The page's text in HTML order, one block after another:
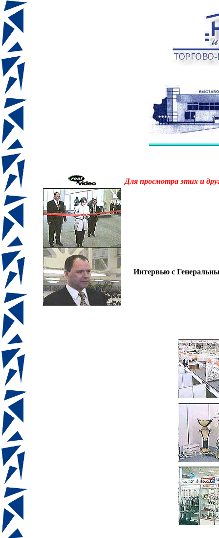
Для просмотра этих и
Интервью с